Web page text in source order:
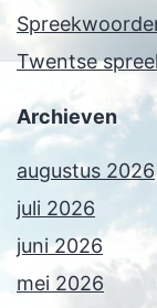
Twentse
Archieven
augustus 2026
juli 2026
juni 2026
mei 2026